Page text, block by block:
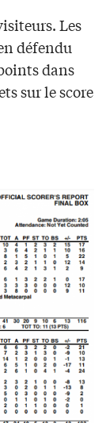
Les
défendu
dans
sur le score